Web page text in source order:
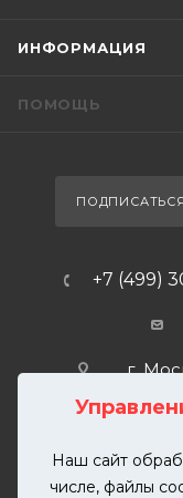
Наш сайт
числе, файлы
ИНФОРМАЦИЯ
ПОМОЩЬ
+7 (499)
г.